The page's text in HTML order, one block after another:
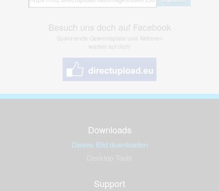
Besuch uns doch auf Facebook
Spannende Gewinnspiele und Aktionen
warten auf dich!
Downloads
Dieses Bild downloaden
Support